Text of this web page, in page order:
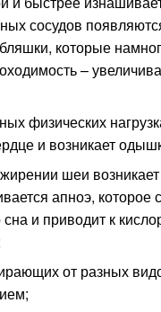
сосудов
которые
–
физических
и возникает
шеи
апноэ, которое
сна и приводит к
от разных